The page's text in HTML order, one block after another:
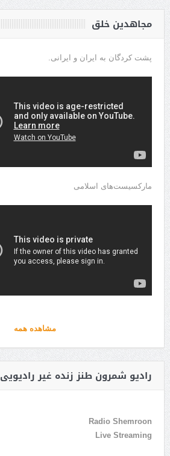
مجاهدین خلق
پشت کردگان به ایران و ایرانی.
مارکسیست‌های اسلامی
مشاهده همه
رادیو شمرون طنز زنده غیر رادیویی
Radio Shemroon
Live Streaming